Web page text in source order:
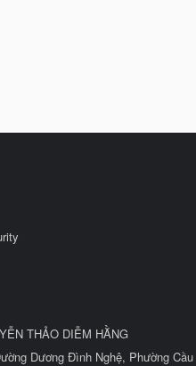
THẢO DIỄM HẰNG
Dương Đình Nghệ, Phường